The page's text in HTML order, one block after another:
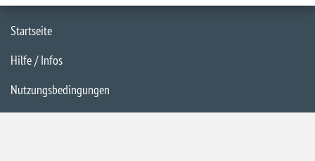
Startseite
Hilfe / Infos
Nutzungsbedingungen